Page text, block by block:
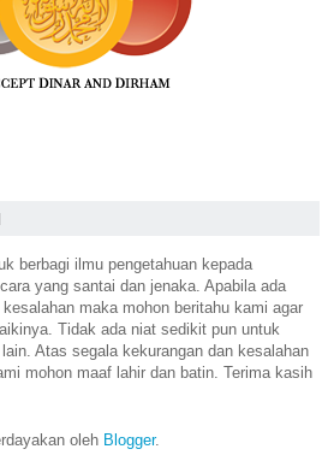
berbagi ilmu pengetahuan kepada
yang santai dan jenaka. Apabila ada
maka mohon beritahu kami agar
Tidak ada niat sedikit pun untuk
Atas segala kekurangan dan kesalahan
mohon maaf lahir dan batin. Terima kasih
oleh Blogger.